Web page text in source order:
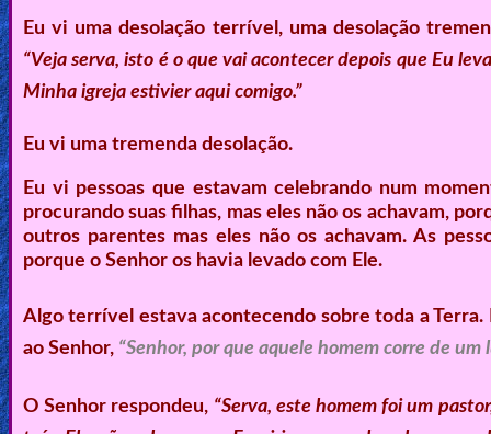
Eu vi uma desolação terrível, uma desolação
“Veja serva, isto é o que vai acontecer depois que Eu
Minha igreja estivier aqui comigo.”
Eu vi uma tremenda desolação.
Eu vi pessoas que estavam celebrando num
procurando suas filhas, mas eles não os achavam,
outros parentes mas eles não os achavam. As
porque o Senhor os havia levado com Ele.
Algo terrível estava acontecendo sobre toda a
ao Senhor, “Senhor, por que aquele homem corre de um
O Senhor respondeu, “Serva, este homem foi um